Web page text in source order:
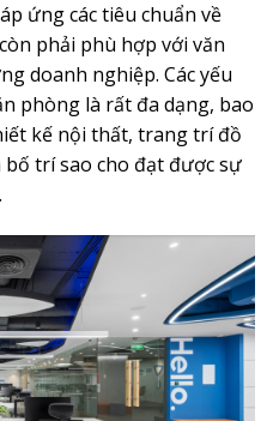
ứng các tiêu chuẩn về
phải phù hợp với văn
doanh nghiệp. Các yếu
phòng là rất đa dạng, bao
kế nội thất, trang trí đồ
trí sao cho đạt được sự